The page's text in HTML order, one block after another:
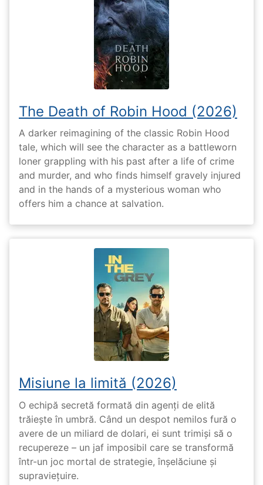
The Death of Robin Hood (2026)
A darker reimagining of the classic Robin Hood
tale, which will see the character as a battleworn
loner grappling with his past after a life of crime
and murder, and who finds himself gravely injured
and in the hands of a mysterious woman who
offers him a chance at salvation.
Misiune la limită (2026)
O echipă secretă formată din agenți de elită
trăiește în umbră. Când un despot nemilos fură o
avere de un miliard de dolari, ei sunt trimiși să o
recupereze – un jaf imposibil care se transformă
într-un joc mortal de strategie, înșelăciune și
supraviețuire.